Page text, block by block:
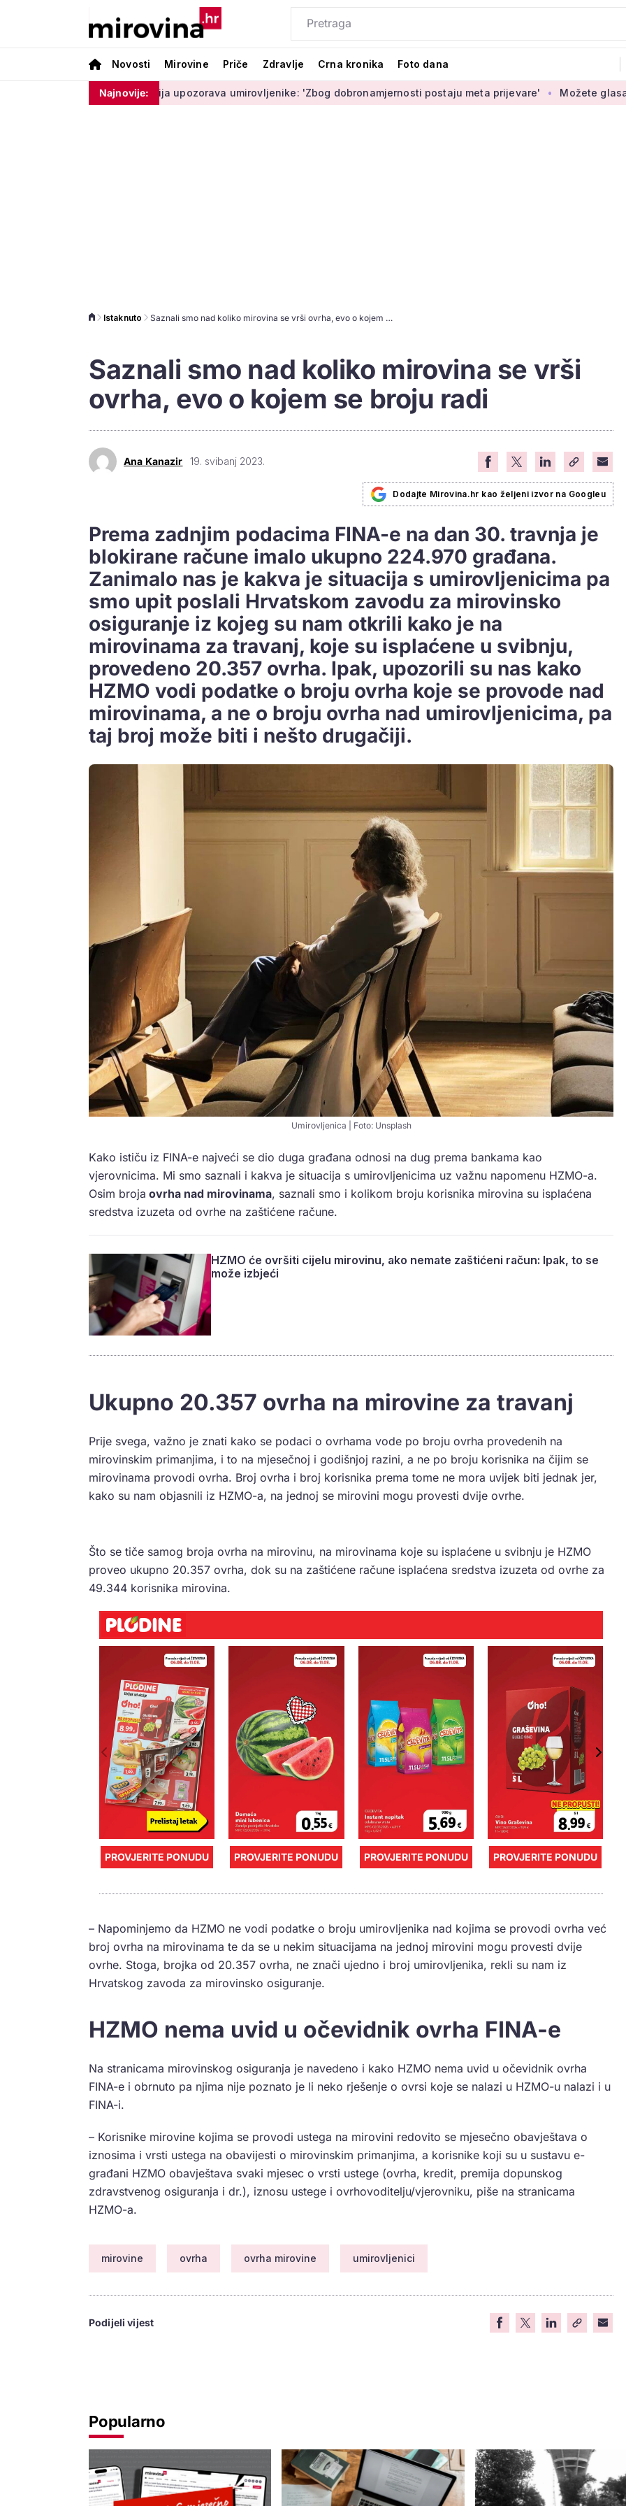
Novosti Mirovine Priče Zdravlje Crna kronika Foto dana
Najnovije:
Policija upozorava umirovljenike: 'Zbog dobronamjernosti postaju meta prijevare' Možete glasati za izbor
Istaknuto Saznali smo nad koliko mirovina se vrši ovrha, evo o kojem se broju radi
Saznali smo nad koliko mirovina se vrši
ovrha, evo o kojem se broju radi
Ana Kanazir 19. svibanj 2023.
Dodajte Mirovina.hr kao željeni izvor na Googleu
Prema zadnjim podacima FINA-e na dan 30. travnja je
blokirane račune imalo ukupno 224.970 građana.
Zanimalo nas je kakva je situacija s umirovljenicima pa
smo upit poslali Hrvatskom zavodu za mirovinsko
osiguranje iz kojeg su nam otkrili kako je na
mirovinama za travanj, koje su isplaćene u svibnju,
provedeno 20.357 ovrha. Ipak, upozorili su nas kako
HZMO vodi podatke o broju ovrha koje se provode nad
mirovinama, a ne o broju ovrha nad umirovljenicima, pa
taj broj može biti i nešto drugačiji.
Umirovljenica | Foto: Unsplash
Kako ističu iz FINA-e najveći se dio duga građana odnosi na dug prema bankama kao
vjerovnicima. Mi smo saznali i kakva je situacija s umirovljenicima uz važnu napomenu HZMO-a.
Osim broja ovrha nad mirovinama, saznali smo i kolikom broju korisnika mirovina su isplaćena
sredstva izuzeta od ovrhe na zaštićene račune.
HZMO će ovršiti cijelu mirovinu, ako nemate zaštićeni račun: Ipak, to se
može izbjeći
Ukupno 20.357 ovrha na mirovine za travanj
Prije svega, važno je znati kako se podaci o ovrhama vode po broju ovrha provedenih na
mirovinskim primanjima, i to na mjesečnoj i godišnjoj razini, a ne po broju korisnika na čijim se
mirovinama provodi ovrha. Broj ovrha i broj korisnika prema tome ne mora uvijek biti jednak jer,
kako su nam objasnili iz HZMO-a, na jednoj se mirovini mogu provesti dvije ovrhe.
Što se tiče samog broja ovrha na mirovinu, na mirovinama koje su isplaćene u svibnju je HZMO
proveo ukupno 20.357 ovrha, dok su na zaštićene račune isplaćena sredstva izuzeta od ovrhe za
49.344 korisnika mirovina.
PROVJERITE PONUDU PROVJERITE PONUDU PROVJERITE PONUDU PROVJERITE PONUDU
– Napominjemo da HZMO ne vodi podatke o broju umirovljenika nad kojima se provodi ovrha već
broj ovrha na mirovinama te da se u nekim situacijama na jednoj mirovini mogu provesti dvije
ovrhe. Stoga, brojka od 20.357 ovrha, ne znači ujedno i broj umirovljenika, rekli su nam iz
Hrvatskog zavoda za mirovinsko osiguranje.
HZMO nema uvid u očevidnik ovrha FINA-e
Na stranicama mirovinskog osiguranja je navedeno i kako HZMO nema uvid u očevidnik ovrha
FINA-e i obrnuto pa njima nije poznato je li neko rješenje o ovrsi koje se nalazi u HZMO-u nalazi i u
FINA-i.
– Korisnike mirovine kojima se provodi ustega na mirovini redovito se mjesečno obavještava o
iznosima i vrsti ustega na obavijesti o mirovinskim primanjima, a korisnike koji su u sustavu e-
građani HZMO obavještava svaki mjesec o vrsti ustege (ovrha, kredit, premija dopunskog
zdravstvenog osiguranja i dr.), iznosu ustege i ovrhovoditelju/vjerovniku, piše na stranicama
HZMO-a.
mirovine ovrha ovrha mirovine umirovljenici
Podijeli vijest
Popularno